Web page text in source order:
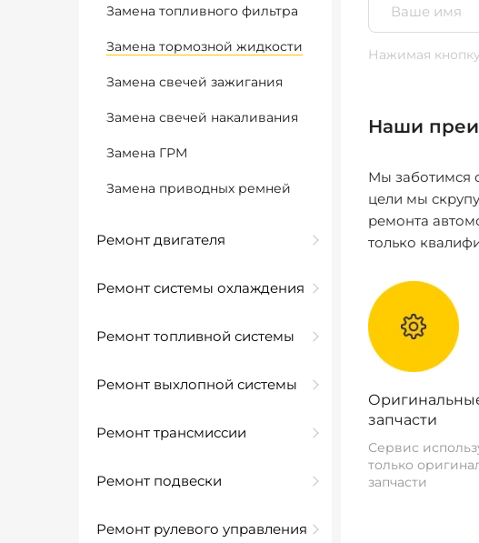
Замена топливного фильтра
Замена тормозной жидкости
Замена свечей зажигания
Замена свечей накаливания
Замена ГРМ
Замена приводных ремней
Ремонт двигателя
Ремонт системы охлаждения
Ремонт топливной системы
Ремонт выхлопной системы
Ремонт трансмиссии
Ремонт подвески
Ремонт рулевого управления
Нажимая
Наши
Мы заботимся
цели мы
ремонта
только
запчасти
Сервис
только
запчасти